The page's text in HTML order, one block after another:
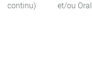
continu)
et/ou Oral